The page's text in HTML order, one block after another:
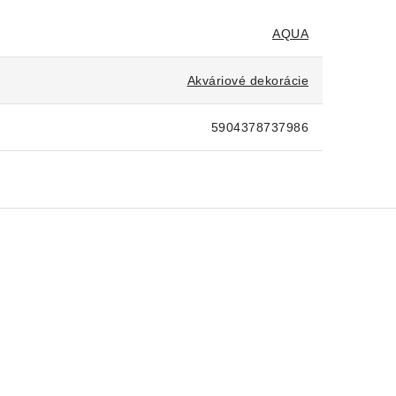
AQUA
Akváriové dekorácie
5904378737986